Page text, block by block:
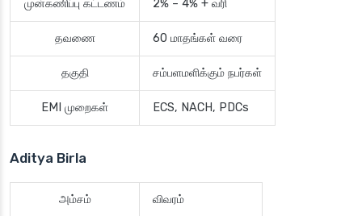
முன்கணிப்பு கட்டணம் 2% – 4% + வரி
தவணை 60 மாதங்கள் வரை
தகுதி சம்பளமளிக்கும் நபர்கள்
EMI முறைகள் ECS, NACH, PDCs
Aditya Birla
அம்சம் விவரம்